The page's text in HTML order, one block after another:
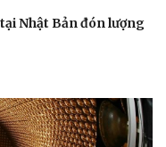
Nhật Bản đón lượng